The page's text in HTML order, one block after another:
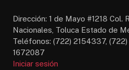
Dirección: 1 de Mayo #1218 Col.
Nacionales, Toluca Estado de
Teléfonos: (722) 2154337,
1672087
Iniciar sesión